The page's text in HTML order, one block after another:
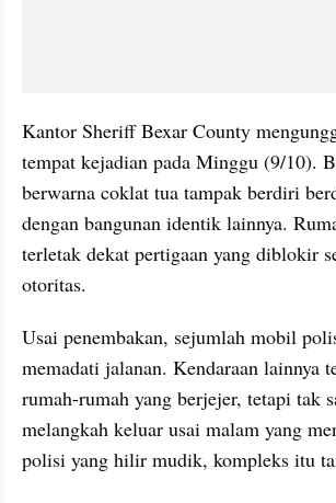
Kantor Sheriff Bexar County
tempat kejadian pada Minggu (9/10).
berwarna coklat tua tampak berdiri
dengan bangunan identik lainnya.
terletak dekat pertigaan yang diblokir
otoritas.
Usai penembakan, sejumlah mobil
memadati jalanan. Kendaraan lainnya
rumah-rumah yang berjejer, tetapi tak
melangkah keluar usai malam yang
polisi yang hilir mudik, kompleks itu